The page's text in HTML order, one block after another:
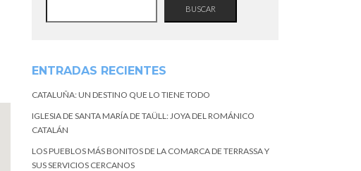
BUSCAR
ENTRADAS RECIENTES
CATALUÑA: UN DESTINO QUE LO TIENE TODO
IGLESIA DE SANTA MARÍA DE TAÜLL: JOYA DEL ROMÁNICO
CATALÁN
LOS PUEBLOS MÁS BONITOS DE LA COMARCA DE TERRASSA Y
SUS SERVICIOS CERCANOS